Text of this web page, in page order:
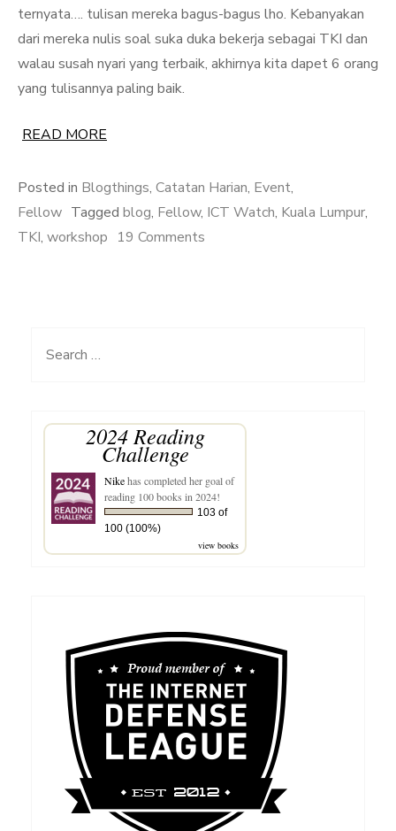
ternyata…. tulisan mereka bagus-bagus lho. Kebanyakan
dari mereka nulis soal suka duka bekerja sebagai TKI dan
walau susah nyari yang terbaik, akhirnya kita dapet 6 orang
yang tulisannya paling baik.
READ MORE
Posted in Blogthings, Catatan Harian, Event,
Fellow Tagged blog, Fellow, ICT Watch, Kuala Lumpur,
TKI, workshop 19 Comments
Search
2024 Reading
Challenge
Nikehas completed her goal of
reading 100 books in 2024!
103 of
100 (100%)
view books